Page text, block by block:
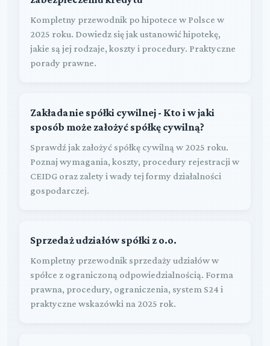
Kompletny przewodnik po hipotece w Polsce w
2025 roku. Dowiedz się jak ustanowić hipotekę,
jakie są jej rodzaje, koszty i procedury. Praktyczne
porady prawne.
Zakładanie spółki cywilnej - Kto i w jaki
sposób może założyć spółkę cywilną?
Sprawdź jak założyć spółkę cywilną w 2025 roku.
Poznaj wymagania, koszty, procedury rejestracji w
CEIDG oraz zalety i wady tej formy działalności
gospodarczej.
Sprzedaż udziałów spółki z o.o.
Kompletny przewodnik sprzedaży udziałów w
spółce z ograniczoną odpowiedzialnością. Forma
prawna, procedury, ograniczenia, system S24 i
praktyczne wskazówki na 2025 rok.